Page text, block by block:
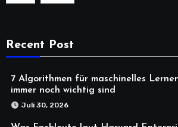
Recent Post
7 Algorithmen für maschinelles
immer noch wichtig sind
Juli 30, 2026